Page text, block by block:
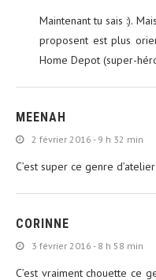
Maintenant tu sais :).
proposent est plus
Home Depot (super-
MEENAH
2 février 2016 - 9 h 32 min
C’est super ce genre
CORINNE
3 février 2016 - 8 h 58 min
C’est vraiment chouette ce